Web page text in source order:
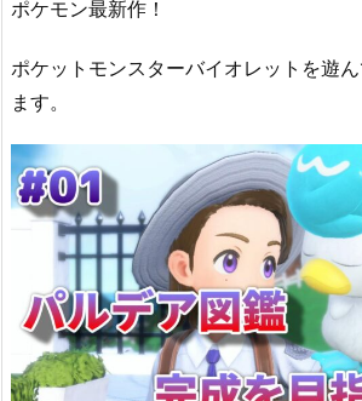
ポケモン最新作！
ポケットモンスターバイオレットを遊
ます。